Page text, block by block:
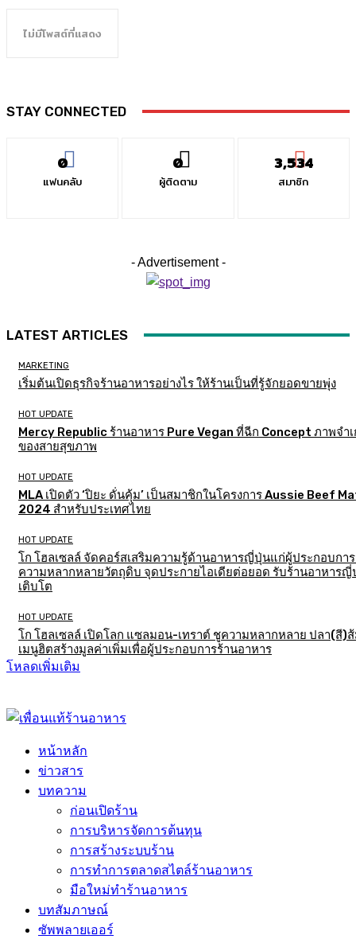
ไม่มีโพสต์ที่แสดง
STAY CONNECTED
0
แฟนคลับ
0
ผู้ติดตาม
3,534
สมาชิก
- Advertisement -
LATEST ARTICLES
MARKETING
เริ่มต้นเปิดธุรกิจร้านอาหารอย่างไร ให้ร้านเป็นที่รู้จักยอดขายพุ่ง
HOT UPDATE
Mercy Republic ร้านอาหาร Pure Vegan ที่ฉีก Concept ภาพจำเ
ของสายสุขภาพ
HOT UPDATE
MLA เปิดตัว ‘ปิยะ ดั่นคุ้ม’ เป็นสมาชิกในโครงการ Aussie Beef
2024 สำหรับประเทศไทย
HOT UPDATE
โก โฮลเซลล์ จัดคอร์สเสริมความรู้ด้านอาหารญี่ปุ่นแก่ผู้ประกอบกา
ความหลากหลายวัตถุดิบ จุดประกายไอเดียต่อยอด รับร้านอาหาร
เติบโต
HOT UPDATE
โก โฮลเซลล์ เปิดโลก แซลมอน-เทราต์ ชูความหลากหลาย ปลา(สี)
เมนูฮิตสร้างมูลค่าเพิ่มเพื่อผู้ประกอบการร้านอาหาร
โหลดเพิ่มเติม
หน้าหลัก
ข่าวสาร
บทความ
ก่อนเปิดร้าน
การบริหารจัดการต้นทุน
การสร้างระบบร้าน
การทำการตลาดสไตล์ร้านอาหาร
มือใหม่ทำร้านอาหาร
บทสัมภาษณ์
ซัพพลายเออร์